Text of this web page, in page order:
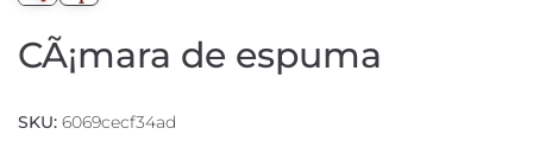
CÃ¡mara de espuma
SKU: 6069cecf34ad